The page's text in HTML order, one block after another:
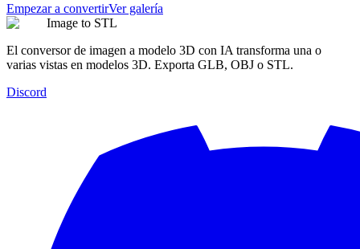
Empezar a convertirVer galería
Image to STL
El conversor de imagen a modelo 3D con IA transforma una o
varias vistas en modelos 3D. Exporta GLB, OBJ o STL.
Discord